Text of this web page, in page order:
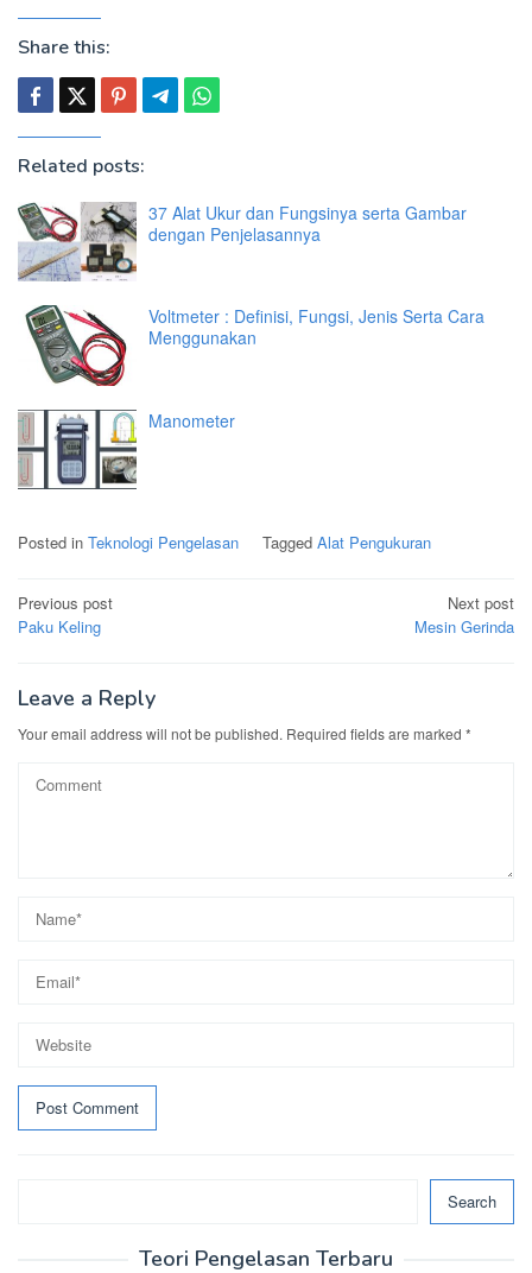
Share this:
Related posts:
37 Alat Ukur dan Fungsinya serta Gambar
dengan Penjelasannya
Voltmeter : Definisi, Fungsi, Jenis Serta Cara
Menggunakan
Manometer
Posted in Teknologi Pengelasan Tagged Alat Pengukuran
Post
navigation
Previous post
Paku Keling
Next post
Mesin Gerinda
Leave a Reply
Your email address will not be published. Required fields are marked *
Search
Teori Pengelasan Terbaru